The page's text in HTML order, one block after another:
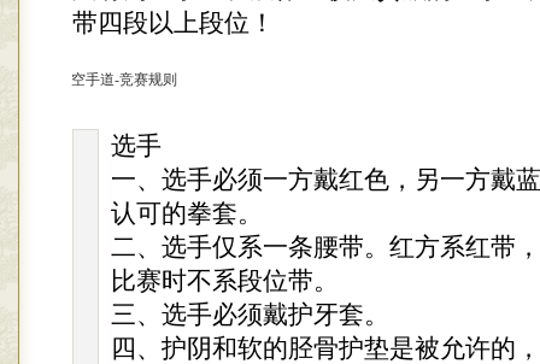
带四段以上段位！
空手道-竞赛规则
选手
一、选手必须一方戴红色，另一方戴
认可的拳套。
二、选手仅系一条腰带。红方系红带
比赛时不系段位带。
三、选手必须戴护牙套。
四、护阴和软的胫骨护垫是被允许的